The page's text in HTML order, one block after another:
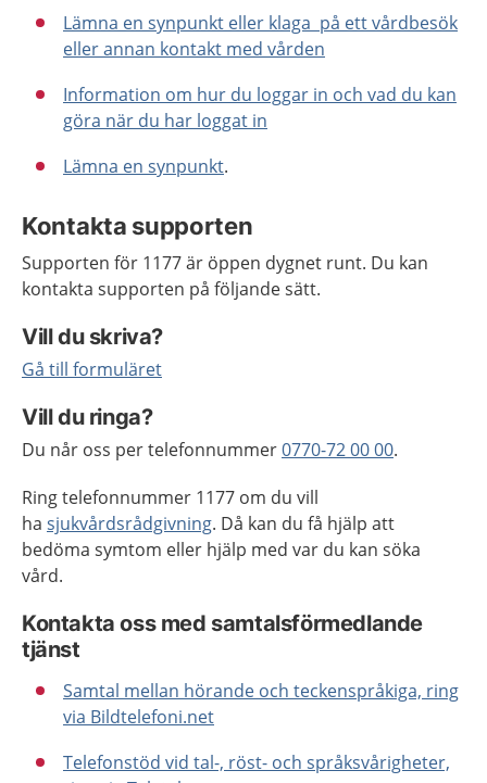
Lämna en synpunkt eller klaga på ett vårdbesök
eller annan kontakt med vården
Information om hur du loggar in och vad du kan
göra när du har loggat in
Lämna en synpunkt.
Kontakta supporten
Supporten för 1177 är öppen dygnet runt. Du kan
kontakta supporten på följande sätt.
Vill du skriva?
Gå till formuläret
Vill du ringa?
Du når oss per telefonnummer0770-72 00 00.
Ring telefonnummer 1177 om du vill
ha sjukvårdsrådgivning. Då kan du få hjälp att
bedöma symtom eller hjälp med var du kan söka
vård.
Kontakta oss med samtalsförmedlande
tjänst
Samtal mellan hörande och teckenspråkiga, ring
via Bildtelefoni.net
Telefonstöd vid tal-, röst- och språksvårigheter,